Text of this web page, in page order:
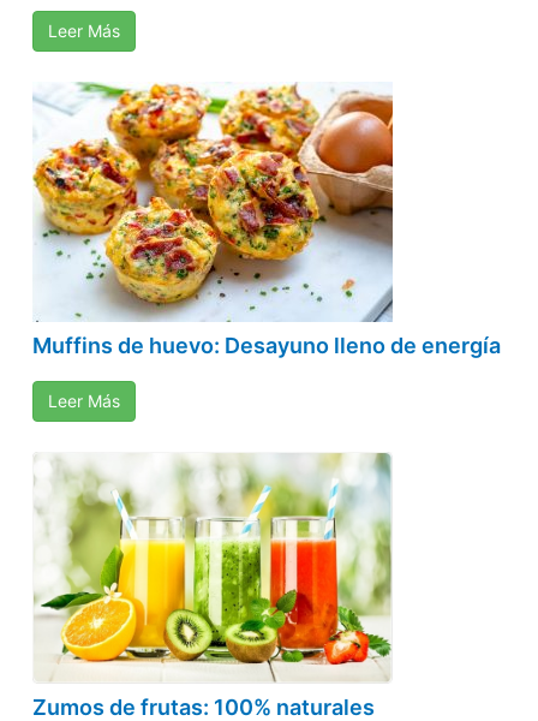
Leer Más
Muffins de huevo: Desayuno lleno de energía
Leer Más
Zumos de frutas: 100% naturales